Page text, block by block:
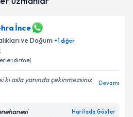
bu uzmandan randevu almanız
işlenmesine ilişkin
kabul ediyorum.
İnce
ve Doğum +1diğer
ki asla yanında çekinmezsiniz
Devamı
Haritada Göster